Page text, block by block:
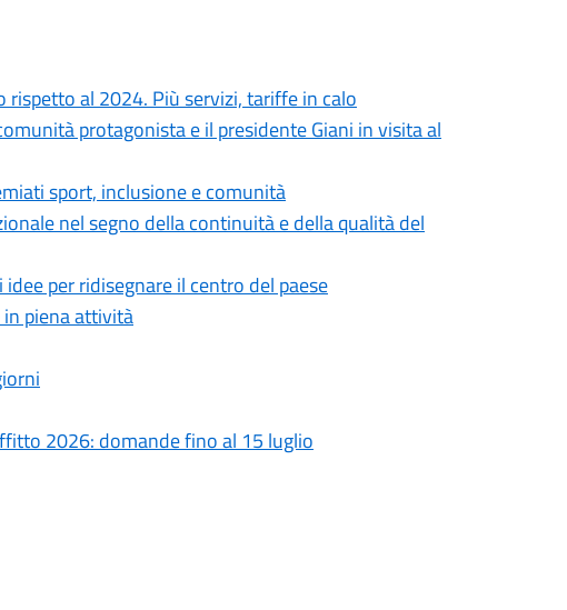
al 2024. Più servizi, tariffe in calo
protagonista e il presidente Giani in visita al
sport, inclusione e comunità
nel segno della continuità e della qualità del
per ridisegnare il centro del paese
in piena attività
2026: domande fino al 15 luglio